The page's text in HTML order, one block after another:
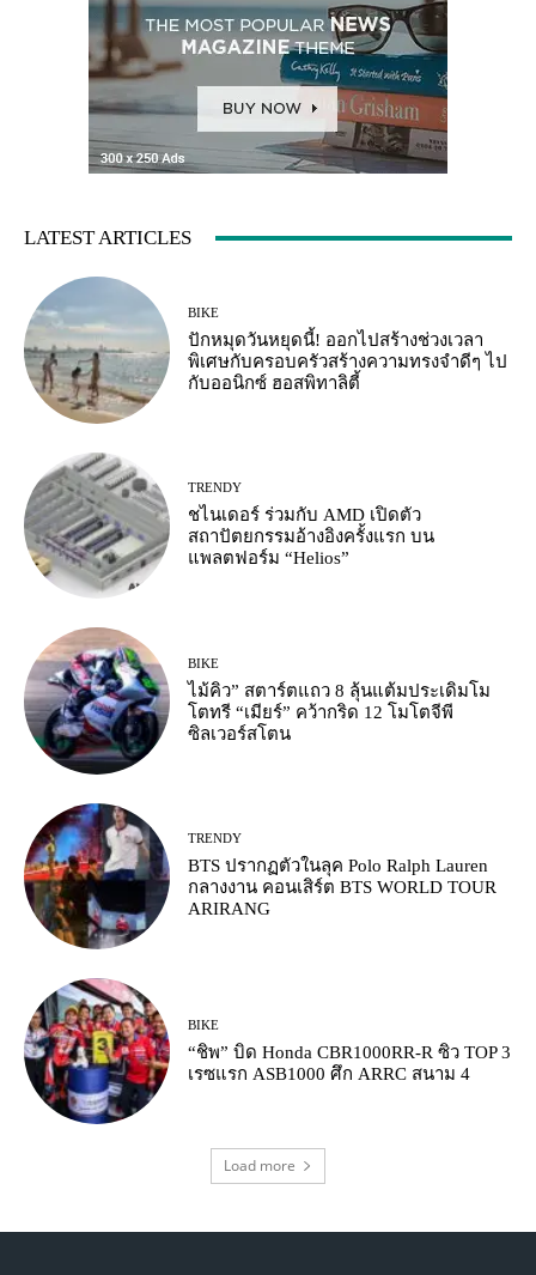
LATEST ARTICLES
BIKE
ปักหมุดวันหยุดนี้! ออกไปสร้างช่วงเวลา
พิเศษกับครอบครัวสร้างความทรงจำดีๆ ไป
กับออนิกซ์ ฮอสพิทาลิตี้
TRENDY
ชไนเดอร์ ร่วมกับ AMD เปิดตัว
สถาปัตยกรรมอ้างอิงครั้งแรก บน
แพลตฟอร์ม “Helios”
BIKE
ไม้คิว” สตาร์ตแถว 8 ลุ้นแต้มประเดิมโม
โตทรี “เมียร์” คว้ากริด 12 โมโตจีพี
ซิลเวอร์สโตน
TRENDY
BTS ปรากฏตัวในลุค Polo Ralph Lauren
กลางงาน คอนเสิร์ต BTS WORLD TOUR
ARIRANG
BIKE
“ชิพ” บิด Honda CBR1000RR-R ซิว TOP 3
เรซแรก ASB1000 ศึก ARRC สนาม 4
Load more